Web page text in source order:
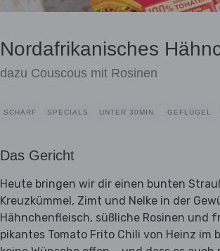
Nordafrikanisches
dazu Couscous mit Rosinen
SCHARF SPECIALS UNTER 30MIN. GEFLÜGEL
Das Gericht
Heute bringen wir dir einen bunten
Kreuzkümmel, Zimt und Nelke in der
Hähnchenfleisch, süßliche Rosinen und
pikantes Tomato Frito Chili von Heinz im